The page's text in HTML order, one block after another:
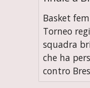
Basket
Torneo
squadra
che ha
contro